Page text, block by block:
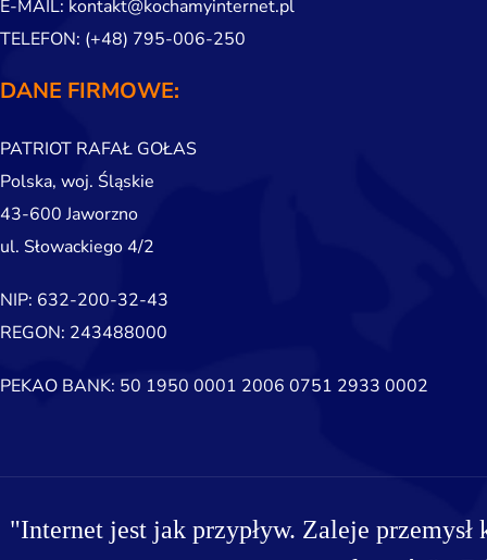
E-MAIL: kontakt@kochamyinternet.pl
TELEFON: (+48) 795-006-250
DANE FIRMOWE:
PATRIOT RAFAŁ GOŁAS
Polska, woj. Śląskie
43-600 Jaworzno
ul. Słowackiego 4/2
NIP: 632-200-32-43
REGON: 243488000
PEKAO BANK: 50 1950 0001 2006 0751 2933 0002
"Internet jest jak przypływ. Zaleje